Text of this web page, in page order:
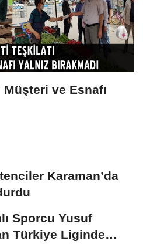
ve Esnafı
Karaman’da
Sporcu Yusuf
Türkiye Liginde